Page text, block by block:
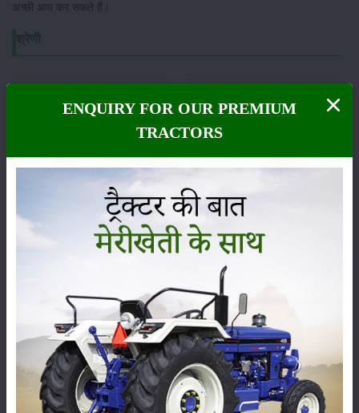
अच्छी आय कर सकते हैं।
कीटनाशक
कृषि यंत्र समाचार
सम्पादकीय अन्य
ENQUIRY FOR OUR PREMIUM
TRACTORS